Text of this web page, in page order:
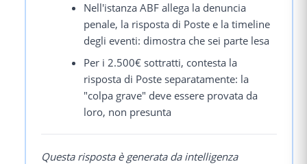
Nell'istanza ABF allega la denuncia
penale, la risposta di Poste e la timeline
degli eventi: dimostra che sei parte lesa
Per i 2.500€ sottratti, contesta la
risposta di Poste separatamente: la
"colpa grave" deve essere provata da
loro, non presunta
Questa risposta è generata da intelligenza